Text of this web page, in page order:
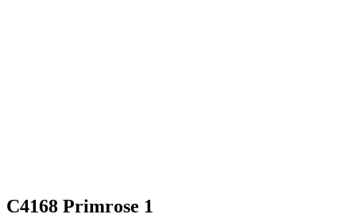
C4168 Primrose 1